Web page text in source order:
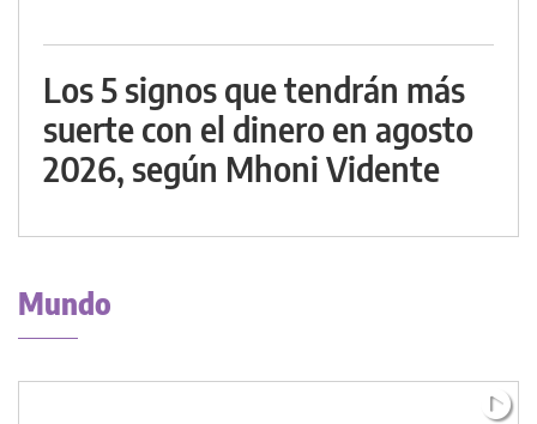
Los 5 signos que tendrán más
suerte con el dinero en agosto
2026, según Mhoni Vidente
Mundo